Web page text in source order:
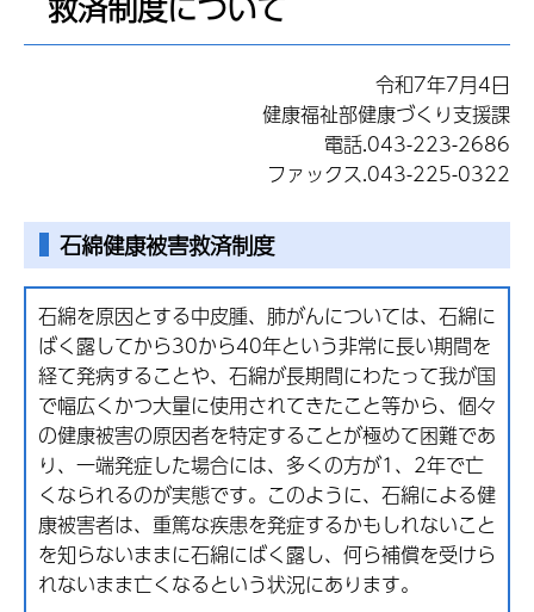
令和7年7月4日
健康福祉部健康づくり支援課
電話.043-223-2686
ファックス.043-225-0322
石綿健康被害救済制度
石綿を原因とする中皮腫、肺がんについては、石綿に
ばく露してから30から40年という非常に長い期間を
経て発病することや、石綿が長期間にわたって我が国
で幅広くかつ大量に使用されてきたこと等から、個々
の健康被害の原因者を特定することが極めて困難であ
り、一端発症した場合には、多くの方が1、2年で亡
くなられるのが実態です。このように、石綿による健
康被害者は、重篤な疾患を発症するかもしれないこと
を知らないままに石綿にばく露し、何ら補償を受けら
れないまま亡くなるという状況にあります。